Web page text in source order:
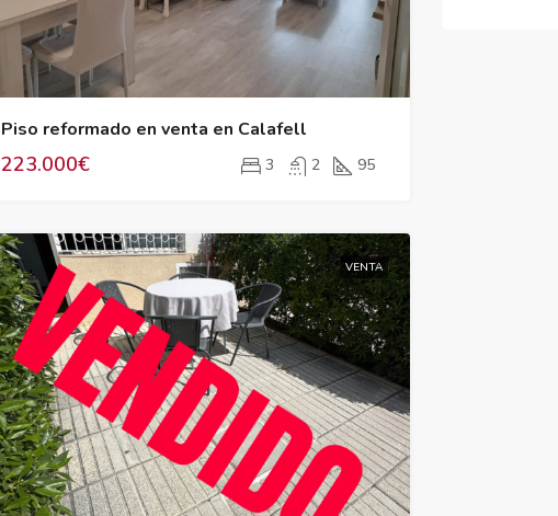
Piso reformado en venta en Calafell
223.000€ 3 2 95
VENTA